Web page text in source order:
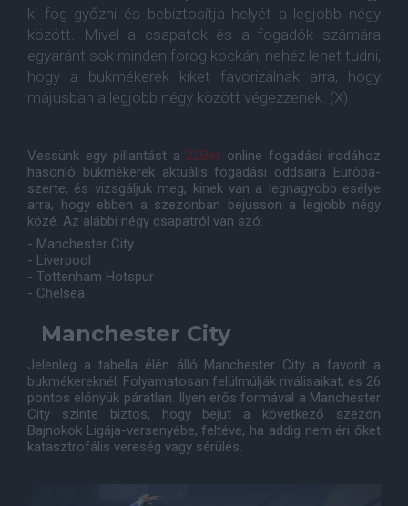
ki fog győzni és bebiztosítja helyét a legjobb négy
között. Mivel a csapatok és a fogadók számára
egyaránt sok minden forog kockán, nehéz lehet tudni,
hogy a bukmékerek kiket favorizálnak arra, hogy
májusban a legjobb négy között végezzenek. (X)
Vessünk egy pillantást a 22Bet online fogadási irodához
hasonló bukmékerek aktuális fogadási oddsaira Európa-
szerte, és vizsgáljuk meg, kinek van a legnagyobb esélye
arra, hogy ebben a szezonban bejusson a legjobb négy
közé. Az alábbi négy csapatról van szó:
- Manchester City
- Liverpool
- Tottenham Hotspur
- Chelsea
Manchester City
Jelenleg a tabella élén álló Manchester City a favorit a
bukmékereknél. Folyamatosan felülmúlják riválisaikat, és 26
pontos előnyük páratlan. Ilyen erős formával a Manchester
City szinte biztos, hogy bejut a következő szezon
Bajnokok Ligája-versenyébe, feltéve, ha addig nem éri őket
katasztrofális vereség vagy sérülés.